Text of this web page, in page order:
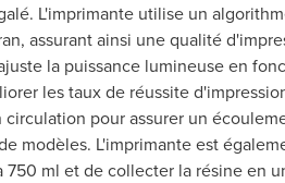
L'imprimante utilise un
assurant ainsi une qualité
la puissance lumineuse en
les taux de réussite
pour assurer un
modèles. L'imprimante est
ml et de collecter la résine en